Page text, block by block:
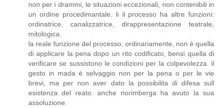
non per i drammi, le situazioni eccezionali, non contenibili in
un ordine procedimantale. li il processo ha altre funzioni:
ordinatrice, canalizzatrice, dirappresentazione teatrale,
mitologica.
la reale funzione del processo, ordinariamente, non è quella
di applicare la pena dopo un rito codificato, bensi quella di
verificare se sussistono le condizioni per la colpevolezza. il
gesto in mada è selvaggio non per la pena o per le vie
brevi, ma per non aver dato la possibilita di difesa sull
esistenza del reato. anche norimberga ha avuto la sua
assoluzione.